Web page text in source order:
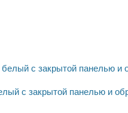
с закрытой панелью и